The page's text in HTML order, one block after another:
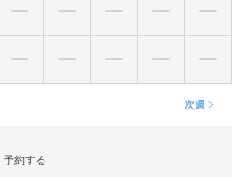
次週 >
予約する